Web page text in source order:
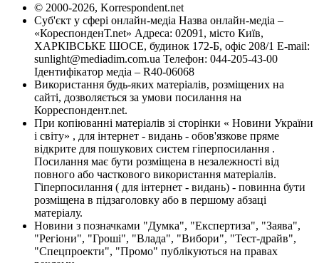
© 2000-2026, Korrespondent.net
Суб'єкт у сфері онлайн-медіа Назва онлайн-медіа –
«КореспонденТ.net» Адреса: 02091, місто Київ,
ХАРКІВСЬКЕ ШОСЕ, будинок 172-Б, офіс 208/1 E-mail:
sunlight@mediadim.com.ua Телефон: 044-205-43-00
Ідентифікатор медіа – R40-06068
Використання будь-яких матеріалів, розміщених на
сайті, дозволяється за умови посилання на
Корреспондент.net.
При копіюванні матеріалів зі сторінки « Новини України
і світу» , для інтернет - видань - обов'язкове пряме
відкрите для пошукових систем гіперпосилання .
Посилання має бути розміщена в незалежності від
повного або часткового використання матеріалів.
Гіперпосилання ( для інтернет - видань) - повинна бути
розміщена в підзаголовку або в першому абзаці
матеріалу.
Новини з позначками "Думка", "Експертиза", "Заява",
"Регіони", "Гроші", "Влада", "Вибори", "Тест-драйв",
"Спецпроекти", "Промо" публікуються на правах